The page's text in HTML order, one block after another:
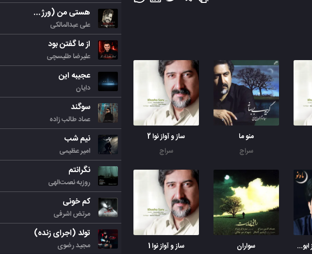
منو ما
سراج
ساز و آواز نوا 2
سراج
حیرانی (ساز و آواز ابوعطا)
سواران
ساز و آواز نوا 1
هستی من (ورژن جدید)
علی عبدالمالکی
از ما گفتن بود
علیرضا طلیسچی
عجیبه این
دایان
سوگند
عماد طالب زاده
نیم شب
امیر عظیمی
نگرانتم
روزبه نعمت‌الهی
کم خونی
مرتض اشرفی
تولد (اجرای زنده)
مجید رضوی